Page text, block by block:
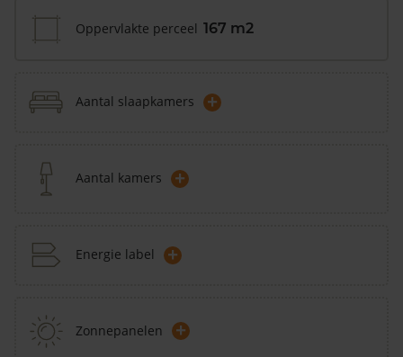
Oppervlakte perceel 167 m2
Aantal slaapkamers +
Aantal kamers +
Energie label +
Zonnepanelen +